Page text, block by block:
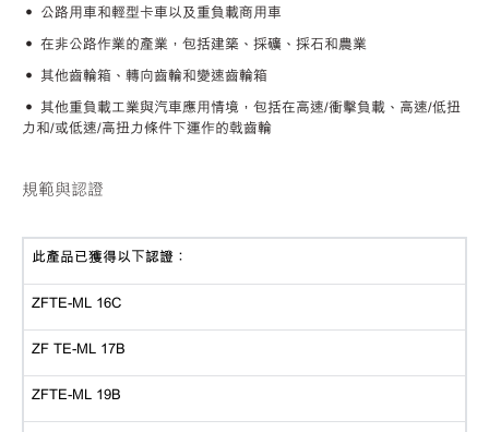
• 公路用車和輕型卡車以及重負載商用車
• 在非公路作業的產業，包括建築、採礦、採石和農業
• 其他齒輪箱、轉向齒輪和變速齒輪箱
• 其他重負載工業與汽車應用情境，包括在高速/衝擊負載、高速/低扭
力和/或低速/高扭力條件下運作的戟齒輪
規範與認證
此產品已獲得以下認證：
ZFTE-ML 16C
ZF TE-ML 17B
ZFTE-ML 19B